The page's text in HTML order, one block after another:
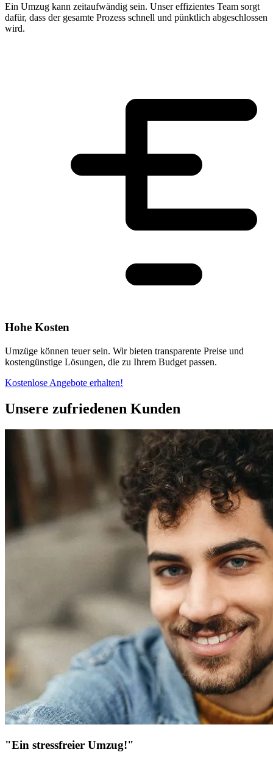
Ein Umzug kann zeitaufwändig sein. Unser effizientes Team sorgt
dafür, dass der gesamte Prozess schnell und pünktlich abgeschlossen
wird.
Hohe Kosten
Umzüge können teuer sein. Wir bieten transparente Preise und
kostengünstige Lösungen, die zu Ihrem Budget passen.
Kostenlose Angebote erhalten!
Unsere zufriedenen Kunden
"Ein stressfreier Umzug!"